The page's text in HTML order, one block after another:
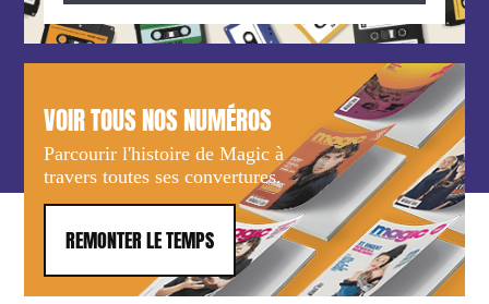
VOIR TOUS NOS NUMÉROS
Parcourir l'histoire de Magic à
travers toutes ses convertures.
REMONTER LE TEMPS